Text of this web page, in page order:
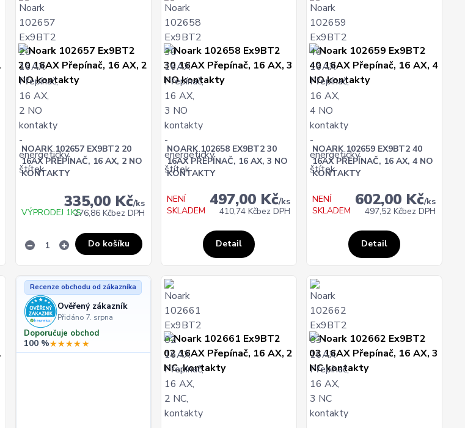
NOARK 102657 EX9BT2 20
16AX PŘEPÍNAČ, 16 AX, 2 NO
KONTAKTY
335,00 Kč/ks
276,86 Kčbez DPH
VÝPRODEJ 1KS
Do košíku
NOARK 102658 EX9BT2 30
16AX PŘEPÍNAČ, 16 AX, 3 NO
KONTAKTY
497,00 Kč/ks
410,74 Kčbez DPH
NENÍ
SKLADEM
Detail
NOARK 102659 EX9BT2 40
16AX PŘEPÍNAČ, 16 AX, 4 NO
KONTAKTY
602,00 Kč/ks
497,52 Kčbez DPH
NENÍ
SKLADEM
Detail
Recenze obchodu od zákazníka
Ověřený zákazník
Přidáno 7. srpna
Doporučuje obchod
100 %★★★★★